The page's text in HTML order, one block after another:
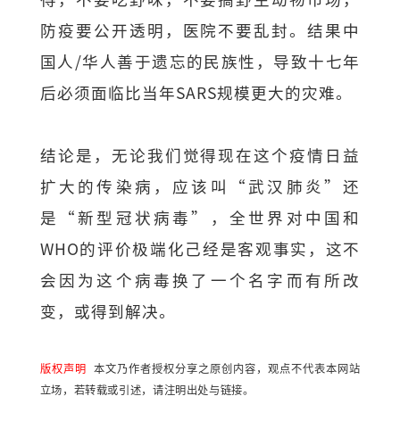
防疫要公开透明，医院不要乱封。结果中
国人/华人善于遗忘的民族性，导致十七年
后必须面临比当年SARS规模更大的灾难。
结论是，无论我们觉得现在这个疫情日益
扩大的传染病，应该叫“武汉肺炎”还
是“新型冠状病毒”，全世界对中国和
WHO的评价极端化己经是客观事实，这不
会因为这个病毒换了一个名字而有所改
变，或得到解决。
版权声明 本文乃作者授权分享之原创内容，观点不代表本网站
立场，若转载或引述，请注明出处与链接。